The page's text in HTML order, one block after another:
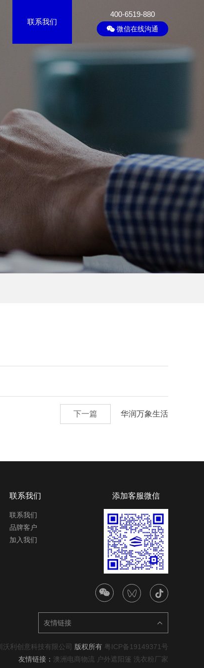
400-6519-880
微信在线沟通
联系我们
下一篇 华润万象生活
联系我们
联系我们
品牌客户
加入我们
添加客服微信
友情链接
沃利创意科技有限公司 版权所有 粤ICP备19149371号
友情链接： 澳洲电商物流 户外遮阳篷 洗衣粉厂家